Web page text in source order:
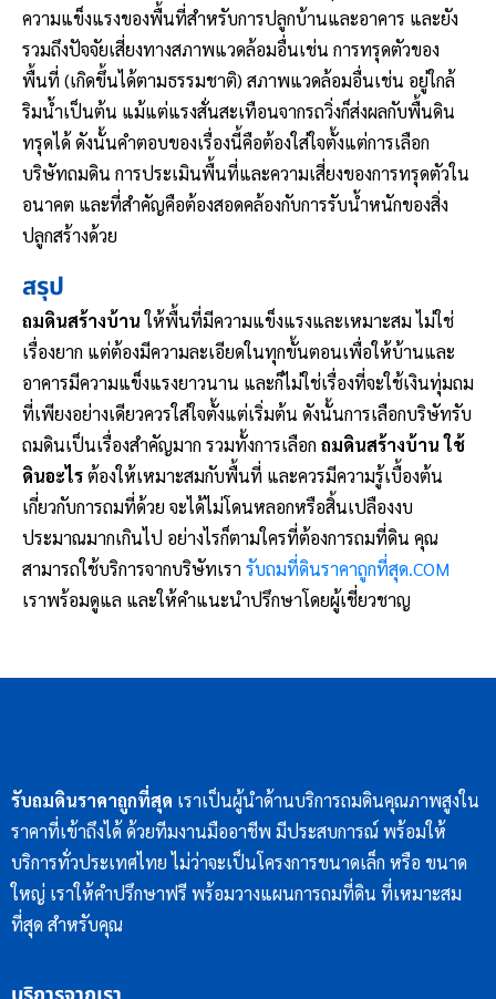
ความแข็งแรงของพื้นที่สำหรับการปลูกบ้านและอาคาร และยัง
รวมถึงปัจจัยเสี่ยงทางสภาพแวดล้อมอื่นเช่น การทรุดตัวของ
พื้นที่ (เกิดขึ้นได้ตามธรรมชาติ) สภาพแวดล้อมอื่นเช่น อยู่ใกล้
ริมน้ำเป็นต้น แม้แต่แรงสั่นสะเทือนจากรถวิ่งก็ส่งผลกับพื้นดิน
ทรุดได้ ดังนั้นคำตอบของเรื่องนี้คือต้องใส่ใจตั้งแต่การเลือก
บริษัทถมดิน การประเมินพื้นที่และความเสี่ยงของการทรุดตัวใน
อนาคต และที่สำคัญคือต้องสอดคล้องกับการรับน้ำหนักของสิ่ง
ปลูกสร้างด้วย
สรุป
ถมดินสร้างบ้านให้พื้นที่มีความแข็งแรงและเหมาะสม ไม่ใช่
เรื่องยาก แต่ต้องมีความละเอียดในทุกขั้นตอนเพื่อให้บ้านและ
อาคารมีความแข็งแรงยาวนาน และก็ไม่ใช่เรื่องที่จะใช้เงินทุ่มถม
ที่เพียงอย่างเดียวควรใส่ใจตั้งแต่เริ่มต้น ดังนั้นการเลือกบริษัทรับ
ถมดินเป็นเรื่องสำคัญมาก รวมทั้งการเลือก ถมดินสร้างบ้าน ใช้
ดินอะไรต้องให้เหมาะสมกับพื้นที่ และควรมีความรู้เบื้องต้น
เกี่ยวกับการถมที่ด้วย จะได้ไม่โดนหลอกหรือสิ้นเปลืองงบ
ประมาณมากเกินไป อย่างไรก็ตามใครที่ต้องการถมที่ดิน คุณ
สามารถใช้บริการจากบริษัทเรา รับถมที่ดินราคาถูกที่สุด.COM
เราพร้อมดูแล และให้คำแนะนำปรึกษาโดยผู้เชี่ยวชาญ
รับถมดินราคาถูกที่สุด เราเป็นผู้นำด้านบริการถมดินคุณภาพสูงใน
ราคาที่เข้าถึงได้ ด้วยทีมงานมืออาชีพ มีประสบการณ์ พร้อมให้
บริการทั่วประเทศไทย ไม่ว่าจะเป็นโครงการขนาดเล็ก หรือ ขนาด
ใหญ่ เราให้คำปรึกษาฟรี พร้อมวางแผนการถมที่ดิน ที่เหมาะสม
ที่สุด สำหรับคุณ